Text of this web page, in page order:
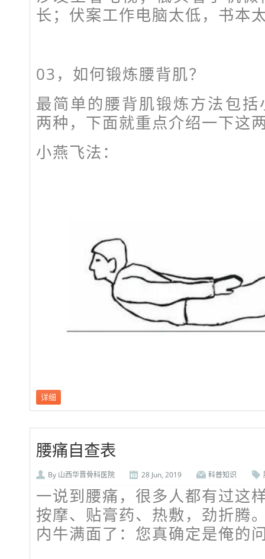
长；伏案工作电脑太低，书本
03，如何锻炼腰背肌？
最简单的腰背肌锻炼方法包
两种，下面就重点介绍一下这
小燕飞法：
详细
腰痛自查表
By 山西华晋骨科医院 28 Jun, 2019 科普知识
一说到腰痛，很多人都有过这
按摩、贴膏药、热敷，劲折腾
内牛满面了：您真确定是俺的